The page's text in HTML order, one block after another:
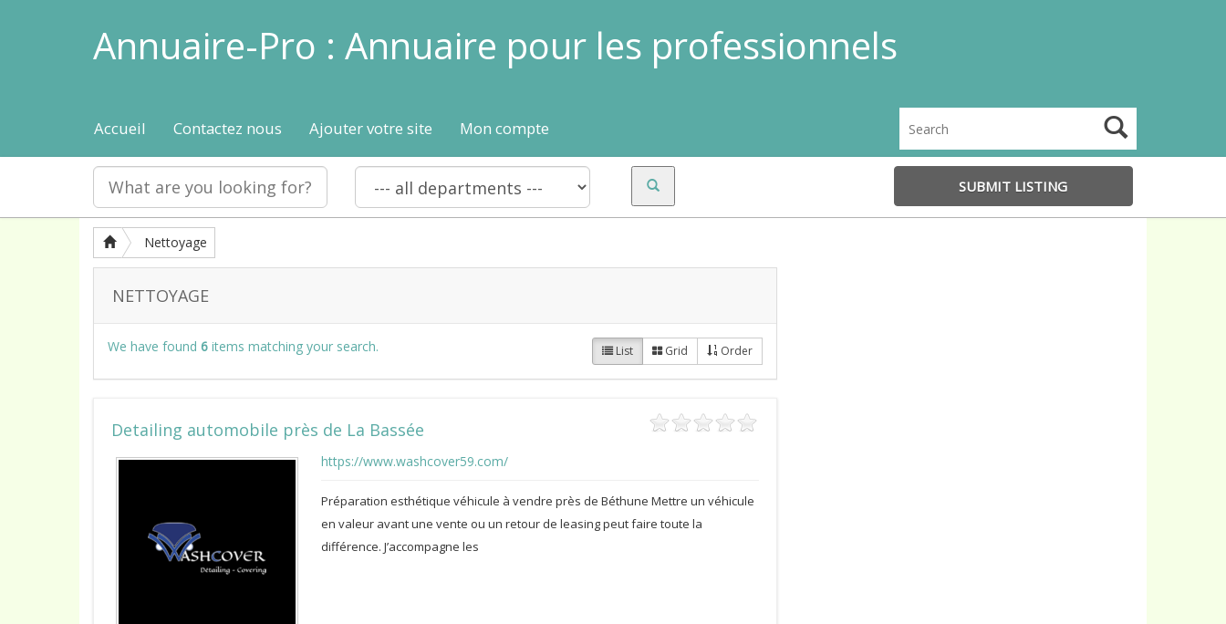
Annuaire-Pro : Annuaire pour les professionnels
Accueil Contactez nous Ajouter votre site Mon compte
SUBMIT LISTING
Nettoyage
NETTOYAGE
List Grid Order
We have found 6 items matching your search.
Detailing automobile près de La Bassée
https://www.washcover59.com/
Préparation esthétique véhicule à vendre près de Béthune Mettre un véhicule
en valeur avant une vente ou un retour de leasing peut faire toute la
différence. J’accompagne les